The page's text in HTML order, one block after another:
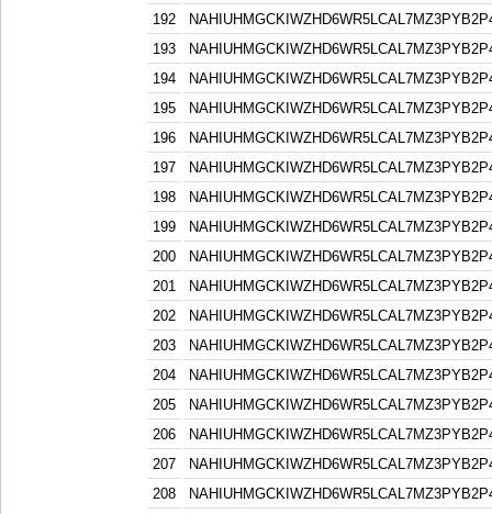
192
193
194
195
196
197
198
199
200
201
202
203
204
205
206
207
208